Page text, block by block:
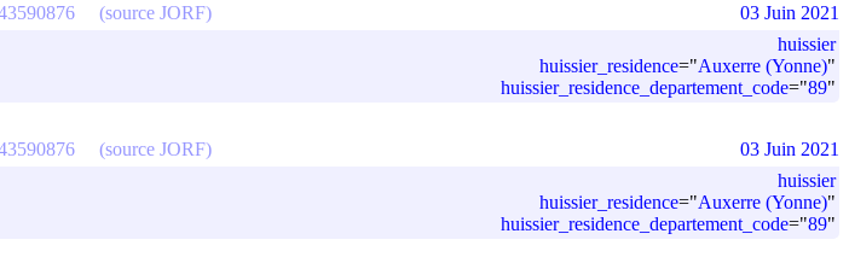
huissier
huissier_residence="Auxerre (Yonne)"
huissier_residence_departement_code="89"
(source JORF) 03 Juin 2021
huissier
huissier_residence="Auxerre (Yonne)"
huissier_residence_departement_code="89"
(source JORF) 03 Juin 2021